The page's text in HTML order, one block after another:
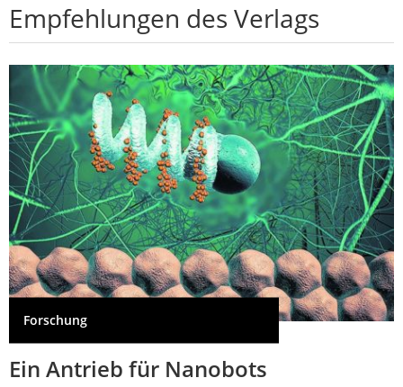
Empfehlungen des Verlags
Forschung
Ein Antrieb für Nanobots